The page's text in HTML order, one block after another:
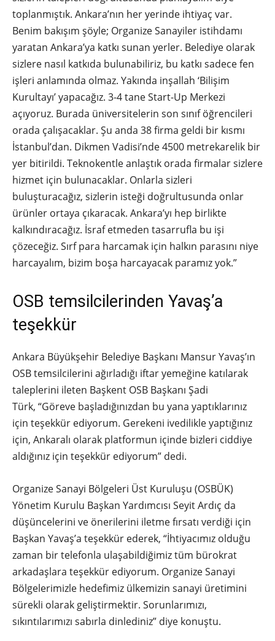
toplanmıştık. Ankara’nın her yerinde ihtiyaç var.
Benim bakışım şöyle; Organize Sanayiler istihdamı
yaratan Ankara’ya katkı sunan yerler. Belediye olarak
sizlere nasıl katkıda bulunabiliriz, bu katkı sadece fen
işleri anlamında olmaz. Yakında inşallah ‘Bilişim
Kurultayı’ yapacağız. 3-4 tane Start-Up Merkezi
açıyoruz. Burada üniversitelerin son sınıf öğrencileri
orada çalışacaklar. Şu anda 38 firma geldi bir kısmı
İstanbul’dan. Dikmen Vadisi’nde 4500 metrekarelik bir
yer bitirildi. Teknokentle anlaştık orada firmalar sizlere
hizmet için bulunacaklar. Onlarla sizleri
buluşturacağız, sizlerin isteği doğrultusunda onlar
ürünler ortaya çıkaracak. Ankara’yı hep birlikte
kalkındıracağız. İsraf etmeden tasarrufla bu işi
çözeceğiz. Sırf para harcamak için halkın parasını niye
harcayalım, bizim boşa harcayacak paramız yok.”
OSB temsilcilerinden Yavaş’a
teşekkür
Ankara Büyükşehir Belediye Başkanı Mansur Yavaş’ın
OSB temsilcilerini ağırladığı iftar yemeğine katılarak
taleplerini ileten Başkent OSB Başkanı Şadi
Türk, “Göreve başladığınızdan bu yana yaptıklarınız
için teşekkür ediyorum. Gerekeni ivedilikle yaptığınız
için, Ankaralı olarak platformun içinde bizleri ciddiye
aldığınız için teşekkür ediyorum” dedi.
Organize Sanayi Bölgeleri Üst Kuruluşu (OSBÜK)
Yönetim Kurulu Başkan Yardımcısı Seyit Ardıç da
düşüncelerini ve önerilerini iletme fırsatı verdiği için
Başkan Yavaş’a teşekkür ederek, “İhtiyacımız olduğu
zaman bir telefonla ulaşabildiğimiz tüm bürokrat
arkadaşlara teşekkür ediyorum. Organize Sanayi
Bölgelerimizle hedefimiz ülkemizin sanayi üretimini
sürekli olarak geliştirmektir. Sorunlarımızı,
sıkıntılarımızı sabırla dinlediniz” diye konuştu.